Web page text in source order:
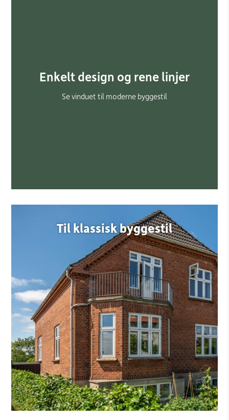
Enkelt design og rene linjer
Se vinduet til moderne byggestil
Til klassisk byggestil